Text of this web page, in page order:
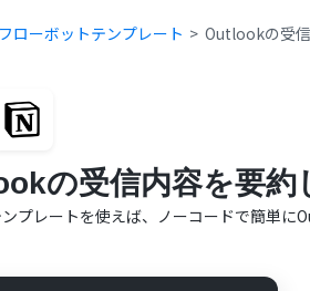
フローボットテンプレート Outlookの受
の受信内容を要
プレートを使えば、ノーコードで簡単に